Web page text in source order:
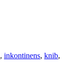
, inkontinens, knib,